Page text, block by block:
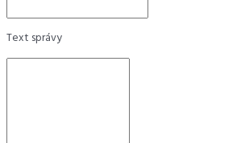
Text správy